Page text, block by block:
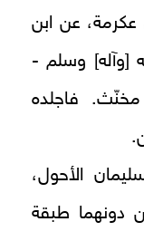
عكرمة، عن ابن
[وآله] وسلم -
فاجلده
الأحول،
دونهما طبقة